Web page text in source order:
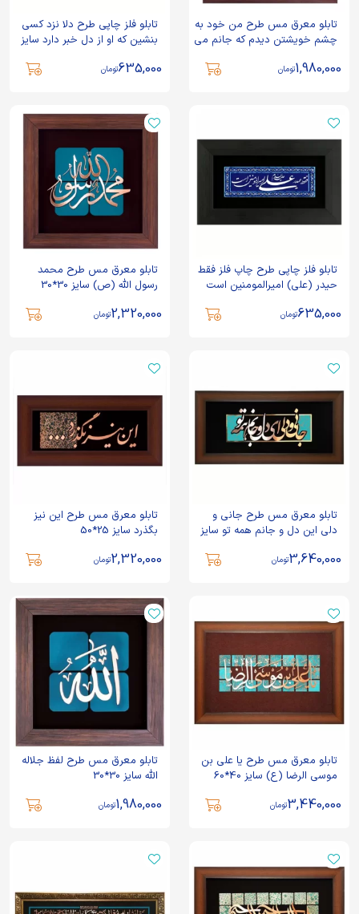
تابلو معرق مس طرح من خود به
چشم خویشتن دیدم که جانم می
1,980,000تومان
تابلو فلز چاپی طرح دلا نزد کسی
بنشین که او از دل خبر دارد سایز
635,000تومان
تابلو فلز چاپی طرح چاپ فلز فقط
حیدر (علی) امیرالمومنین است
635,000تومان
تابلو معرق مس طرح محمد
رسول الله (ص) سایز 30*30
2,320,000تومان
تابلو معرق مس طرح جانی و
دلی این دل و جانم همه تو سایز
3,640,000تومان
تابلو معرق مس طرح این نیز
بگذرد سایز 25*50
2,320,000تومان
تابلو معرق مس طرح یا علی بن
موسی الرضا (ع) سایز 40*60
3,440,000تومان
تابلو معرق مس طرح لفظ جلاله
الله سایز 30*30
1,980,000تومان